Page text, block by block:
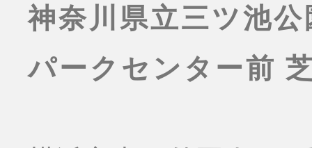
神奈川県立三ツ池公
パークセンター前